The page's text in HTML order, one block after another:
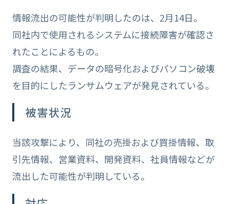
情報流出の可能性が判明したのは、2月14日。
同社内で使用されるシステムに接続障害が確認さ
れたことによるもの。
調査の結果、データの暗号化およびパソコン破壊
を目的にしたランサムウェアが発見されている。
被害状況
当該攻撃により、同社の売掛および買掛情報、取
引先情報、営業資料、開発資料、社員情報などが
流出した可能性が判明している。